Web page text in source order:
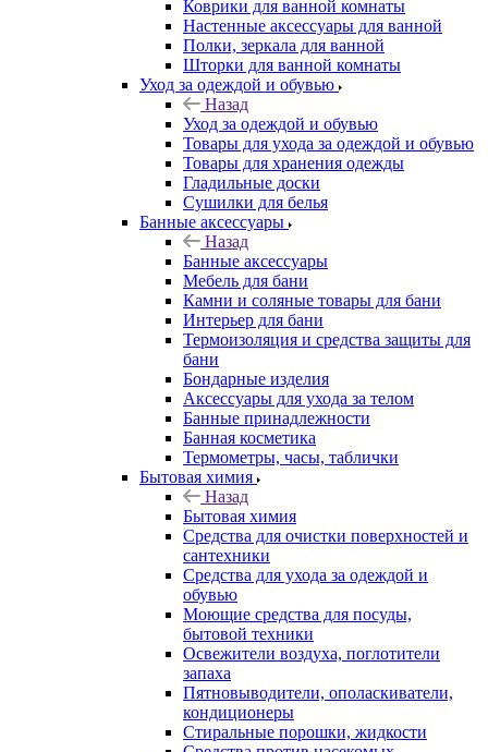
Коврики для ванной комнаты
Настенные аксессуары для ванной
Полки, зеркала для ванной
Шторки для ванной комнаты
Уход за одеждой и обувью
Назад
Уход за одеждой и обувью
Товары для ухода за одеждой и обувью
Товары для хранения одежды
Гладильные доски
Сушилки для белья
Банные аксессуары
Назад
Банные аксессуары
Мебель для бани
Камни и соляные товары для бани
Интерьер для бани
Термоизоляция и средства защиты для
бани
Бондарные изделия
Аксеcсуары для ухода за телом
Банные принадлежности
Банная косметика
Термометры, часы, таблички
Бытовая химия
Назад
Бытовая химия
Средства для очистки поверхностей и
сантехники
Средства для ухода за одеждой и
обувью
Моющие средства для посуды,
бытовой техники
Освежители воздуха, поглотители
запаха
Пятновыводители, ополаскиватели,
кондиционеры
Стиральные порошки, жидкости